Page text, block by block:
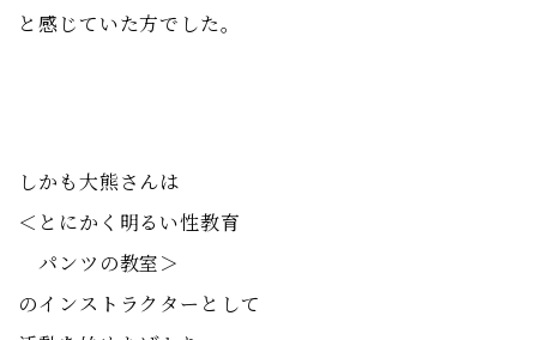
と感じていた方でした。
しかも大熊さんは
＜とにかく明るい性教育
パンツの教室＞
のインストラクターとして